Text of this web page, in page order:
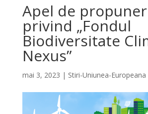
Apel de
privind „Fondul
Biodiversitate
Nexus”
mai 3, 2023 | Stiri-Uniunea-Europeana